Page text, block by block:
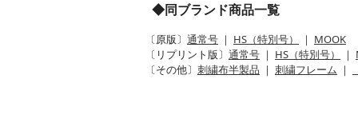
◆同ブランド商品一覧
〔原版〕 通常号 ｜ HS（特別号） ｜ MOOK
〔リプリント版〕 通常号 ｜ HS（特別号） ｜
〔その他〕 刺繍布半製品 ｜ 刺繍フレーム ｜